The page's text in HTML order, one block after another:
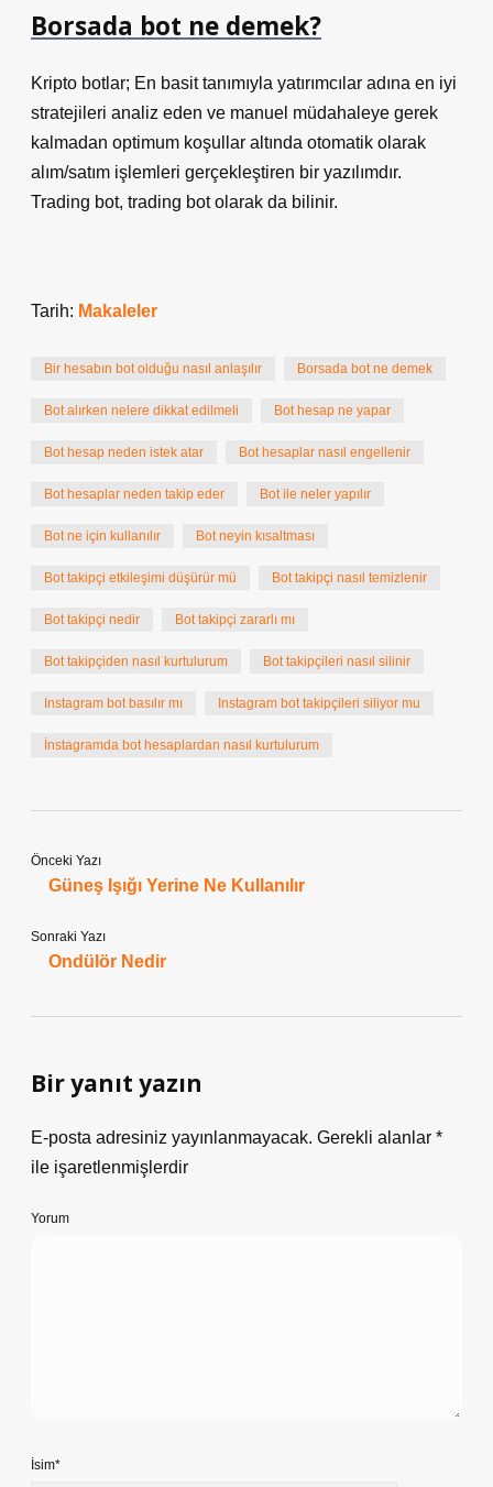
Borsada bot ne demek?
Kripto botlar; En basit tanımıyla yatırımcılar adına en iyi
stratejileri analiz eden ve manuel müdahaleye gerek
kalmadan optimum koşullar altında otomatik olarak
alım/satım işlemleri gerçekleştiren bir yazılımdır.
Trading bot, trading bot olarak da bilinir.
Tarih: Makaleler
Bir hesabın bot olduğu nasıl anlaşılır Borsada bot ne demek
Bot alırken nelere dikkat edilmeli Bot hesap ne yapar
Bot hesap neden istek atar Bot hesaplar nasıl engellenir
Bot hesaplar neden takip eder Bot ile neler yapılır
Bot ne için kullanılır Bot neyin kısaltması
Bot takipçi etkileşimi düşürür mü Bot takipçi nasıl temizlenir
Bot takipçi nedir Bot takipçi zararlı mı
Bot takipçiden nasıl kurtulurum Bot takipçileri nasıl silinir
Instagram bot basılır mı Instagram bot takipçileri siliyor mu
İnstagramda bot hesaplardan nasıl kurtulurum
Önceki Yazı
Güneş Işığı Yerine Ne Kullanılır
Sonraki Yazı
Ondülör Nedir
Bir yanıt yazın
E-posta adresiniz yayınlanmayacak. Gerekli alanlar *
ile işaretlenmişlerdir
Yorum
İsim*